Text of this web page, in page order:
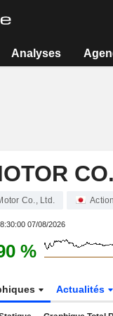
Analyses
Co., Ltd.
07/08/2026
%
Actualités